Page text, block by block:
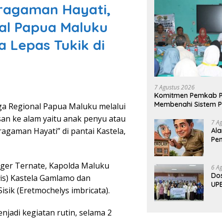
Hayati,
Papua Maluku
Lepas Tukik di
Regional Papua Maluku melalui
ke alam yaitu anak penyu atau
Hayati” di pantai Kastela,
Ternate, Kapolda Maluku
Kastela Gamlamo dan
(Eretmochelys imbricata).
kegiatan rutin, selama 2
7 Agustus 2026
Komitmen Pemkab
Membenahi Sistem
7
6